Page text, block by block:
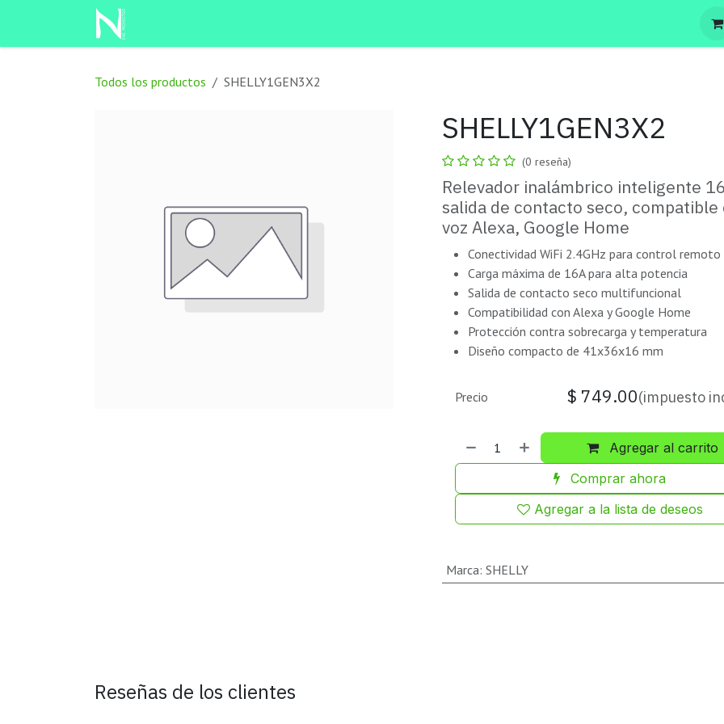
Todos los productos SHELLY1GEN3X2
SHELLY1GEN3X2
(0 reseña)
Relevador inalámbrico inteligente
salida de contacto seco,
voz Alexa, Google Home
Conectividad WiFi 2.4GHz para control remoto
Carga máxima de 16A para alta potencia
Salida de contacto seco multifuncional
Compatibilidad con Alexa y Google Home
Protección contra sobrecarga y temperatura
Diseño compacto de 41x36x16 mm
Agregar al carrito
Comprar ahora
Agregar a la lista de deseos
Precio $ 749.00(impuesto
Marca: SHELLY
Reseñas de los clientes